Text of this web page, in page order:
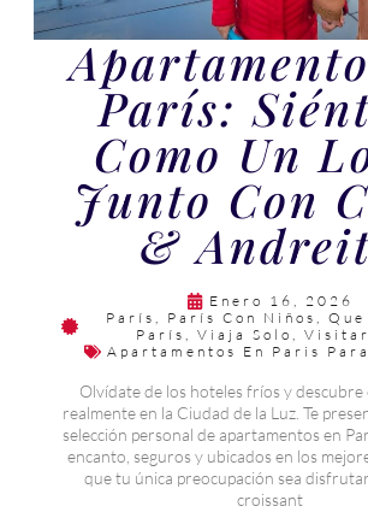
París:
Como Un
Junto Con
&
Enero 16, 2026
París , París Con Niños ,
París , Viaja Solo ,
Apartamentos En Paris
Olvídate de los hoteles fríos y descubre
realmente en la Ciudad de la Luz. Te
selección personal de apartamentos en
encanto, seguros y ubicados en los
que tu única preocupación sea
croissant